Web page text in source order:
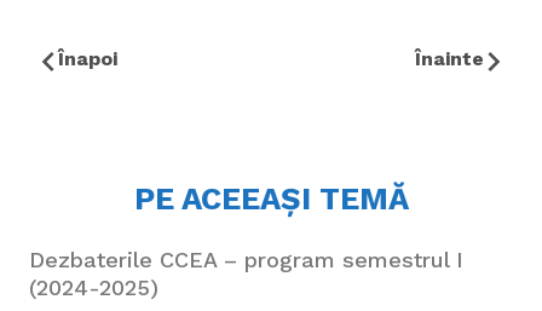
Înapoi Înainte
PE ACEEAȘI TEMĂ
Dezbaterile CCEA – program semestrul I
(2024-2025)